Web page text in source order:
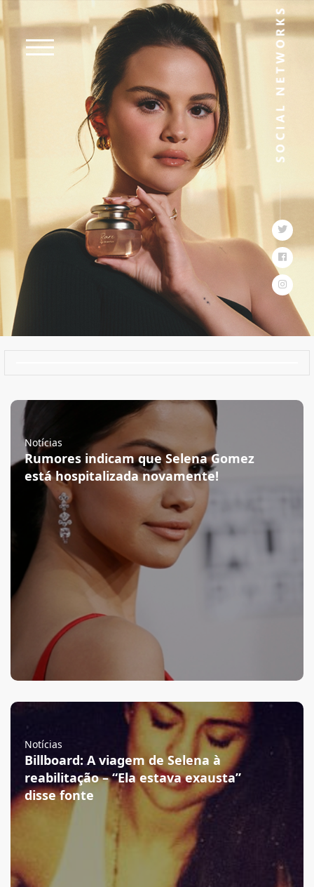
Notícias
Rumores indicam que Selena Gomez
está hospitalizada novamente!
Notícias
Billboard: A viagem de Selena à
reabilitação – “Ela estava exausta”
disse fonte